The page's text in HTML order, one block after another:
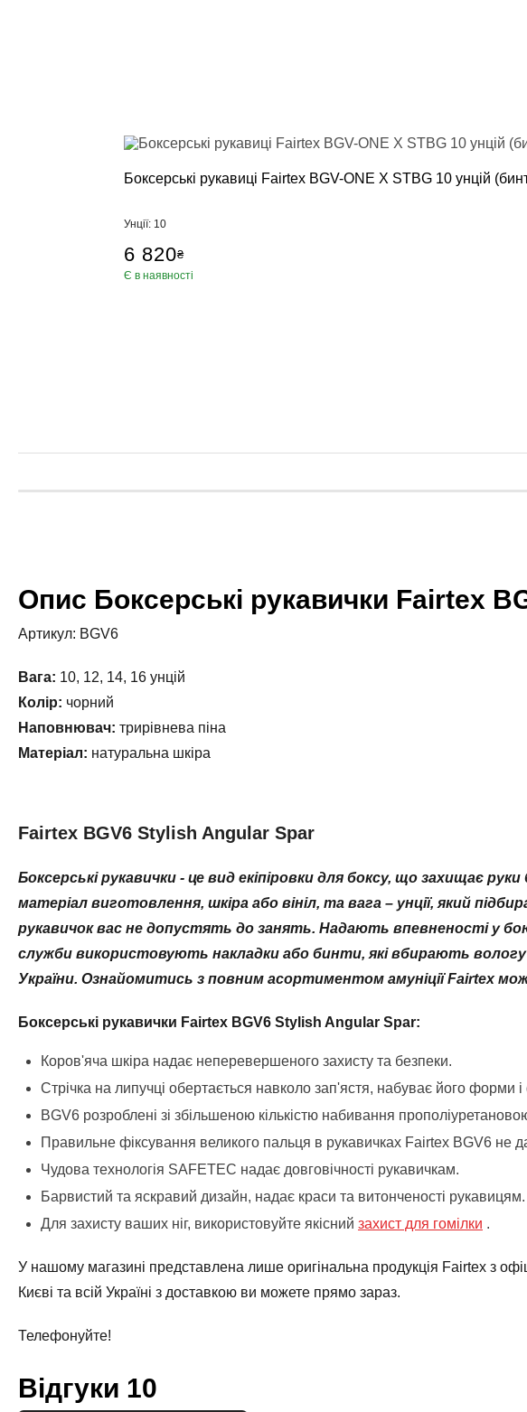
Боксерські рукавиці Fairtex BGV-ONE X STBG 10 унцій
Унції: 10
6 820₴
Є в наявності
Опис Боксерські рукавички Fairtex
Артикул: BGV6
Вага: 10, 12, 14, 16 унцій
Колір: чорний
Наповнювач: трирівнева піна
Матеріал: натуральна шкіра
Fairtex BGV6 Stylish Angular Spar
Боксерські рукавички - це вид екіпіровки для боксу, що захищає
матеріал виготовлення, шкіра або вініл, та вага – унції, який
рукавичок вас не допустять до занять. Надають впевненості у
служби використовують накладки або бинти, які вбирають
України. Ознайомитись з повним асортиментом амуніції Fairtex
Боксерські рукавички Fairtex BGV6 Stylish Angular Spar:
Коров'яча шкіра надає неперевершеного захисту та безпеки.
Стрічка на липучці обертається навколо зап'ястя, набуває його форми
BGV6 розроблені зі збільшеною кількістю набивання
Правильне фіксування великого пальця в рукавичках Fairtex BGV6 не
Чудова технологія SAFETEC надає довговічності рукавичкам.
Барвистий та яскравий дизайн, надає краси та витонченості рукавицям.
Для захисту ваших ніг, використовуйте якісний захист для гомілки .
У нашому магазині представлена лише оригінальна продукція Fairtex з
Києві та всій Україні з доставкою ви можете прямо зараз.
Телефонуйте!
Відгуки 10